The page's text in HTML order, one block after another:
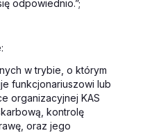
odpowiednio.”;
w trybie, o którym
funkcjonariuszowi lub
organizacyjnej KAS
kontrolę
oraz jego